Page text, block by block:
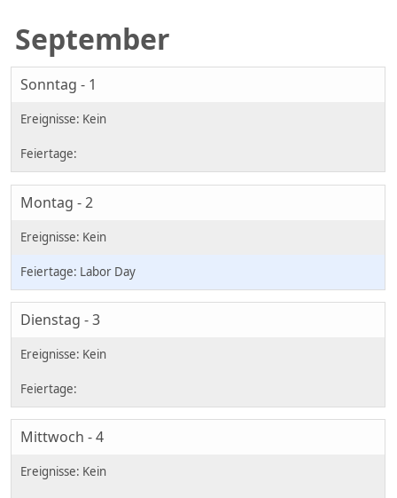
September
Sonntag - 1
Montag - 2
Labor Day
Dienstag - 3
Mittwoch - 4